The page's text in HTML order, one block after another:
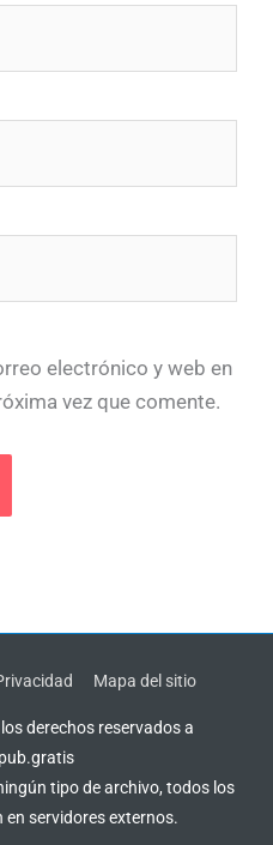
electrónico y web en
vez que comente.
Mapa del sitio
derechos reservados a
tipo de archivo, todos los
servidores externos.